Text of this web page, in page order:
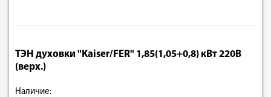
ТЭН духовки "Kaiser/FER" 1,85(1,05+0,8) кВт 220В
(верх.)
Наличие: